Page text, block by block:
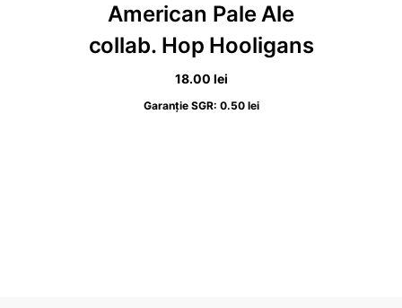
American Pale Ale
collab. Hop Hooligans
18.00 lei
Garanție SGR: 0.50 lei